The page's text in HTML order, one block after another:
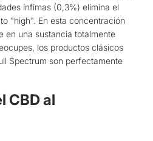
ínfimas (0,3%) elimina el
"high". En esta concentración
en una sustancia totalmente
los productos clásicos
Spectrum son perfectamente
CBD al